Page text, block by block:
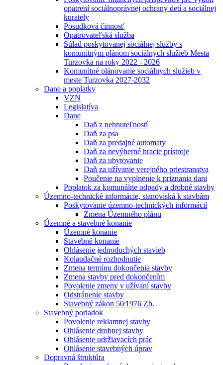
opatrení sociálnoprávnej ochrany detí a sociálnej
kurately
Posudková činnosť
Opatrovateľská služba
Súlad poskytovanej sociálnej služby s
komunitným plánom sociálnych služieb Mesta
Turzovka na roky 2022 - 2026
Komunitné plánovanie sociálnych služieb v
meste Turzovka 2027-2032
Dane a poplatky
VZN
Legislatíva
Dane
Daň z nehnuteľností
Daň za psa
Daň za predajné automaty
Daň za nevýherné hracie prístroje
Daň za ubytovanie
Daň za užívanie verejného priestranstva
Poučenie na vyplnenie k priznania dani
Poplatok za komunálne odpady a drobné stavby
Územno-technické informácie, stanoviská k stavbám
Poskytovanie územno-technických informácií
Zmena Územného plánu
Územné a stavebné konanie
Územné konanie
Stavebné konanie
Ohlásenie jednoduchých stavieb
Kolaudačné rozhodnutie
Zmena termínu dokončenia stavby
Zmena stavby pred dokončením
Povolenie zmeny v užívaní stavby
Odstránenie stavby
Stavebný zákon 50⁄1976 Zb.
Stavebný poriadok
Povolenie reklamnej stavby
Ohlásenie drobnej stavby
Ohlásenie udržiavacích prác
Ohlásenie stavebných úprav
Dopravná štruktúra